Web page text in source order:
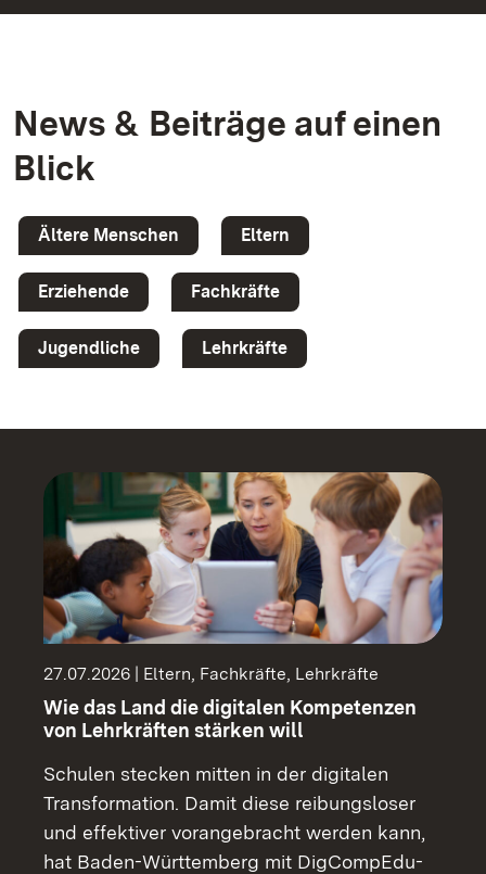
News & Beiträge auf einen
Blick
Ältere Menschen Eltern
Erziehende Fachkräfte
Jugendliche Lehrkräfte
27.07.2026 | Eltern, Fachkräfte, Lehrkräfte
Wie das Land die digitalen Kompetenzen
von Lehrkräften stärken will
Schulen stecken mitten in der digitalen
Transformation. Damit diese reibungsloser
und effektiver vorangebracht werden kann,
hat Baden-Württemberg mit DigCompEdu-